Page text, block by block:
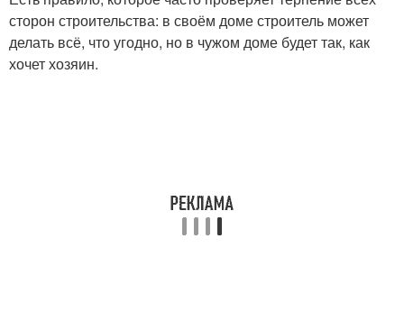
сторон строительства: в своём доме строитель может
делать всё, что угодно, но в чужом доме будет так, как
хочет хозяин.